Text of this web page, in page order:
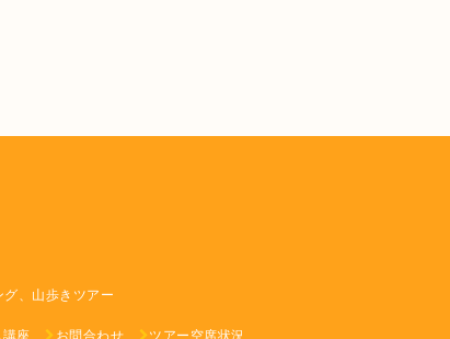
グ、山歩きツアー
座 お問合わせ ツアー空席状況